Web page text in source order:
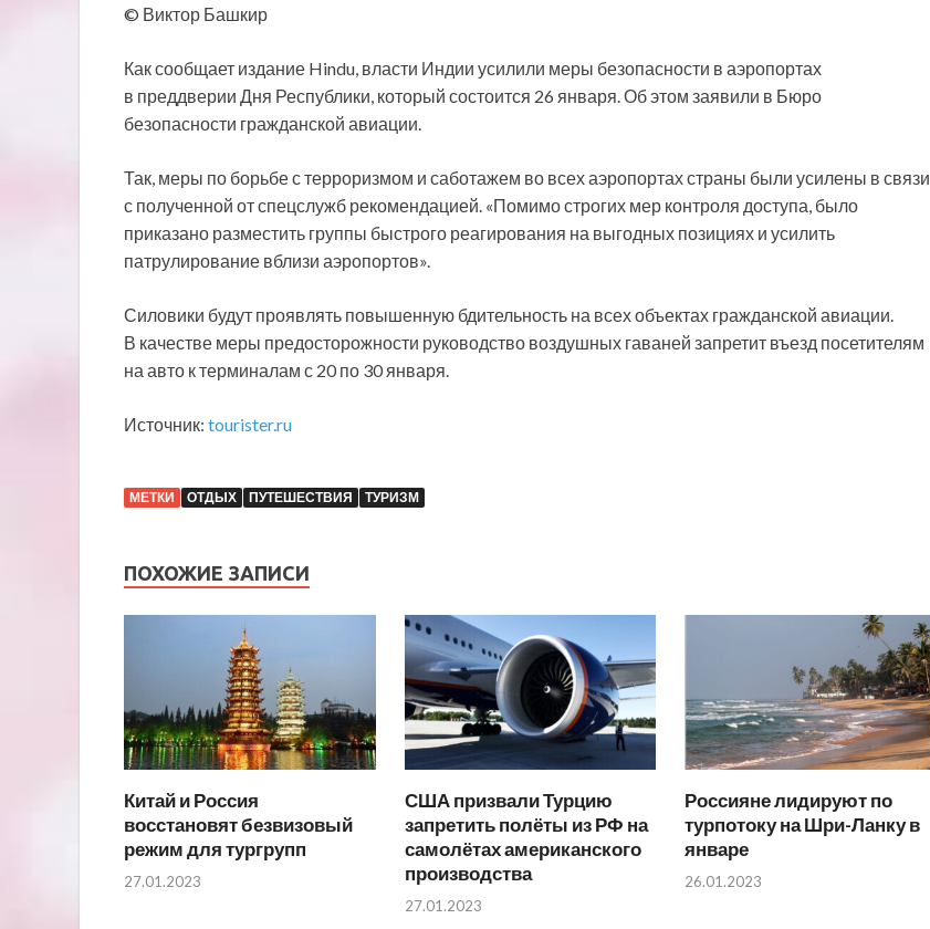
© Виктор Башкир
Как сообщает издание Hindu, власти Индии усилили меры безопасности в аэропортах
в преддверии Дня Республики, который состоится 26 января. Об этом заявили в Бюро
безопасности гражданской авиации.
Так, меры по борьбе с терроризмом и саботажем во всех аэропортах страны были усилены в связи
с полученной от спецслужб рекомендацией. «Помимо строгих мер контроля доступа, было
приказано разместить группы быстрого реагирования на выгодных позициях и усилить
патрулирование вблизи аэропортов».
Силовики будут проявлять повышенную бдительность на всех объектах гражданской авиации.
В качестве меры предосторожности руководство воздушных гаваней запретит въезд посетителям
на авто к терминалам с 20 по 30 января.
Источник: tourister.ru
МЕТКИ ОТДЫХ ПУТЕШЕСТВИЯ ТУРИЗМ
ПОХОЖИЕ ЗАПИСИ
Китай и Россия
восстановят безвизовый
режим для тургрупп
27.01.2023
США призвали Турцию
запретить полёты из РФ на
самолётах американского
производства
27.01.2023
Россияне лидируют по
турпотоку на Шри-Ланку в
январе
26.01.2023